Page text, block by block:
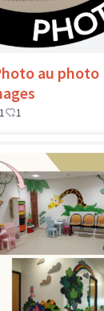
au photo
1 1